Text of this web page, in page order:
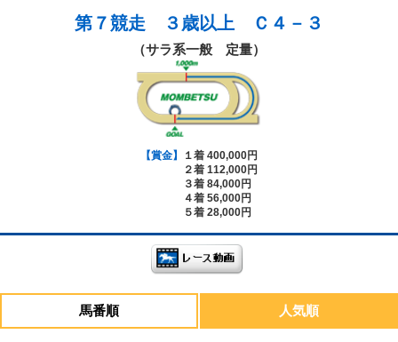
第７競走 ３歳以上 Ｃ４－３
（サラ系一般 定量）
【賞金】
１着 400,000円
２着 112,000円
３着 84,000円
４着 56,000円
５着 28,000円
馬番順 人気順